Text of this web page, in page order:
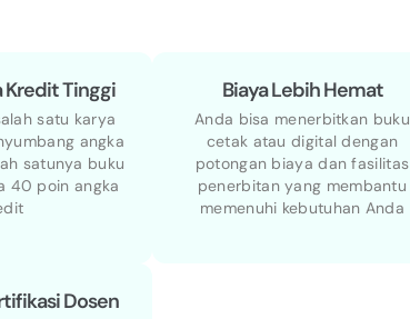
Kredit Tinggi
satu karya
angka
satunya buku
40 poin angka
Biaya Lebih Hemat
Anda bisa menerbitkan buku
cetak atau digital dengan
potongan biaya dan fasilitas
penerbitan yang membantu
memenuhi kebutuhan Anda
Dosen